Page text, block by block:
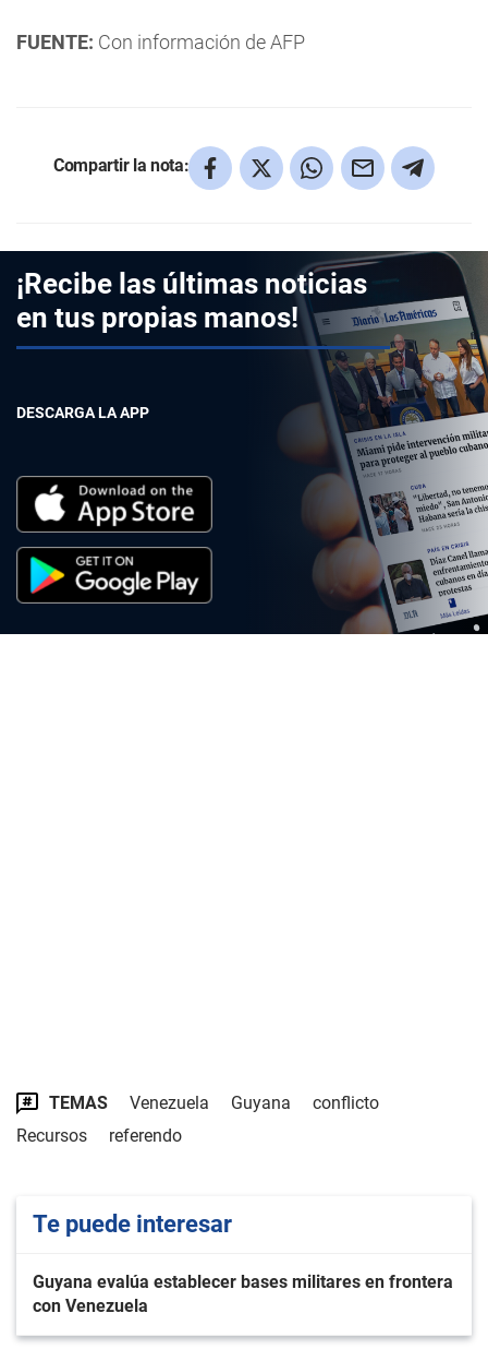
FUENTE: Con información de AFP
Compartir la nota:
¡Recibe las últimas noticias
en tus propias manos!
DESCARGA LA APP
TEMAS Venezuela Guyana
conflicto
Recursos
referendo
Te puede interesar
Guyana evalúa establecer bases militares en frontera
con Venezuela